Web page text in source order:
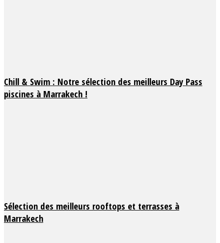
Chill & Swim : Notre sélection des meilleurs Day Pass
piscines à Marrakech !
Sélection des meilleurs rooftops et terrasses à
Marrakech